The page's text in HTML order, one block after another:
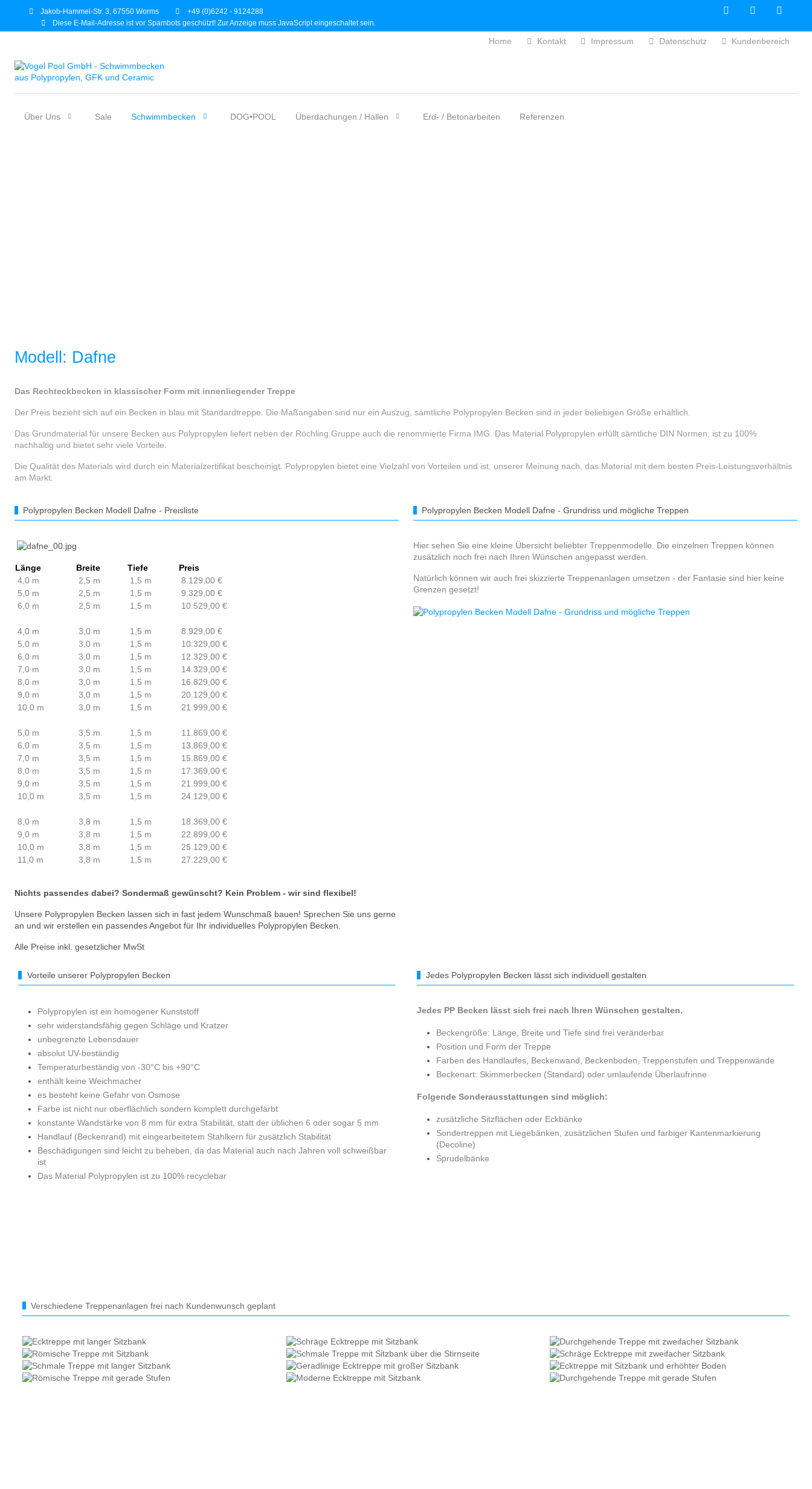
Jakob-Hammel-Str. 3, 67550 Worms
+49 (0)6242 - 9124288
Diese E-Mail-Adresse ist vor Spambots geschützt! Zur Anzeige muss JavaScript eingeschaltet sein.
Home Kontakt Impressum Datenschutz Kundenbereich
Über Uns Sale Schwimmbecken DOG•POOL Überdachungen / Hallen Erd- / Betonarbeiten Referenzen
Modell: Dafne
Das Rechteckbecken in klassischer Form mit innenliegender Treppe
Der Preis bezieht sich auf ein Becken in blau mit Standardtreppe. Die Maßangaben sind nur ein Auszug, sämtliche Polypropylen Becken sind in jeder beliebigen Größe erhältlich.
Das Grundmaterial für unsere Becken aus Polypropylen liefert neben der Röchling Gruppe auch die renommierte Firma IMG. Das Material Polypropylen erfüllt sämtliche DIN Normen, ist zu 100%
nachhaltig und bietet sehr viele Vorteile.
Die Qualität des Materials wird durch ein Materialzertifikat bescheinigt. Polypropylen bietet eine Vielzahl von Vorteilen und ist, unserer Meinung nach, das Material mit dem besten Preis-Leistungsverhältnis
am Markt.
Polypropylen Becken Modell Dafne - Preisliste
Länge Breite Tiefe
Preis
4,0 m
2,5 m 1,5 m
8.129,00 €
5,0 m
2,5 m 1,5 m
9.329,00 €
6,0 m
2,5 m 1,5 m 10.529,00 €
4,0 m 3,0 m 1,5 m
8.929,00 €
5,0 m
3,0 m 1,5 m
10.329,00 €
6,0 m
3,0 m 1,5 m
12.329,00 €
7,0 m
3,0 m 1,5 m
14.329,00 €
8,0 m
3,0 m 1,5 m
16.829,00 €
9,0 m
3,0 m 1,5 m
20.129,00 €
10,0 m
3,0 m 1,5 m 21.999,00 €
5,0 m 3,5 m 1,5 m
11.869,00 €
6,0 m
3,5 m 1,5 m
13.869,00 €
7,0 m
3,5 m 1,5 m
15.869,00 €
8,0 m
3,5 m 1,5 m
17.369,00 €
9,0 m
3,5 m 1,5 m
21.999,00 €
10,0 m
3,5 m 1,5 m 24.129,00 €
8,0 m 3,8 m 1,5 m
18.369,00 €
9,0 m
3,8 m 1,5 m
22.899,00 €
10,0 m
3,8 m 1,5 m
25.129,00 €
11,0 m
3,8 m 1,5 m 27.229,00 €
Nichts passendes dabei? Sondermaß gewünscht? Kein Problem - wir sind flexibel!
Unsere Polypropylen Becken lassen sich in fast jedem Wunschmaß bauen! Sprechen Sie uns gerne
an und wir erstellen ein passendes Angebot für Ihr individuelles Polypropylen Becken.
Alle Preise inkl. gesetzlicher MwSt
Polypropylen Becken Modell Dafne - Grundriss und mögliche Treppen
Hier sehen Sie eine kleine Übersicht beliebter Treppenmodelle. Die einzelnen Treppen können
zusätzlich noch frei nach Ihren Wünschen angepasst werden.
Natürlich können wir auch frei skizzierte Treppenanlagen umsetzen - der Fantasie sind hier keine
Grenzen gesetzt!
Vorteile unserer Polypropylen Becken
Polypropylen ist ein homogener Kunststoff
sehr widerstandsfähig gegen Schläge und Kratzer
unbegrenzte Lebensdauer
absolut UV-beständig
Temperaturbeständig von -30°C bis +90°C
enthält keine Weichmacher
es besteht keine Gefahr von Osmose
Farbe ist nicht nur oberflächlich sondern komplett durchgefärbt
konstante Wandstärke von 8 mm für extra Stabilität, statt der üblichen 6 oder sogar 5 mm
Handlauf (Beckenrand) mit eingearbeitetem Stahlkern für zusätzlich Stabilität
Beschädigungen sind leicht zu beheben, da das Material auch nach Jahren voll schweißbar
ist
Das Material Polypropylen ist zu 100% recyclebar
Jedes Polypropylen Becken lässt sich individuell gestalten
Jedes PP Becken lässt sich frei nach Ihren Wünschen gestalten.
Beckengröße: Länge, Breite und Tiefe sind frei veränderbar
Position und Form der Treppe
Farben des Handlaufes, Beckenwand, Beckenboden, Treppenstufen und Treppenwände
Beckenart: Skimmerbecken (Standard) oder umlaufende Überlaufrinne
Folgende Sonderausstattungen sind möglich:
zusätzliche Sitzflächen oder Eckbänke
Sondertreppen mit Liegebänken, zusätzlichen Stufen und farbiger Kantenmarkierung
(Decoline)
Sprudelbänke
Verschiedene Treppenanlagen frei nach Kundenwunsch geplant